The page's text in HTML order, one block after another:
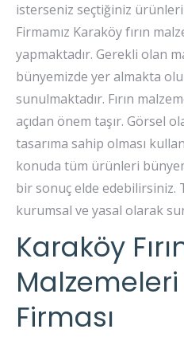
isterseniz seçtiğiniz
Firmamız Karaköy fırın
yapmaktadır. Gerekli olan
bünyemizde yer almakta
sunulmaktadır. Fırın
açıdan önem taşır. Görsel
tasarıma sahip olması
konuda tüm ürünleri
bir sonuç elde edebilirsiniz.
kurumsal ve yasal olarak
Karaköy
Malzemeleri
Firması